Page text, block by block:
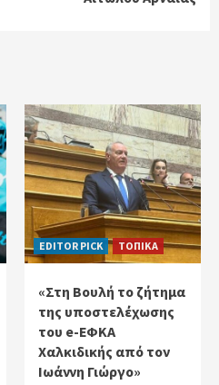
EDITOR PICK ΤΟΠΙΚΑ
«Στη Βουλή το ζήτημα
της υποστελέχωσης
του e-ΕΦΚΑ
Χαλκιδικής από τον
Ιωάννη Γιώργο»